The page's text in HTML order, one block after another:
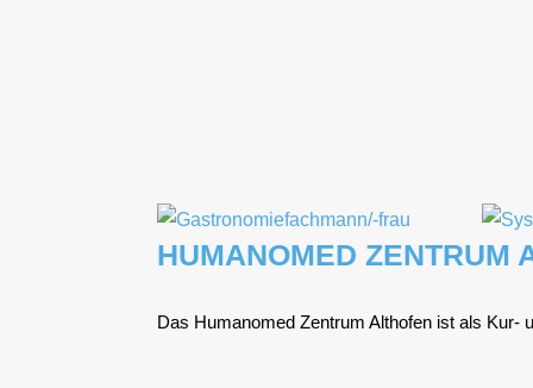
HUMANOMED ZENTRUM
Das Huma­no­med Zen­trum Alt­ho­fen ist als Kur-